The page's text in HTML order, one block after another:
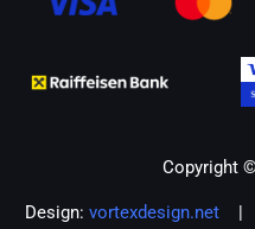
Copyright
Design: vortexdesign.net |